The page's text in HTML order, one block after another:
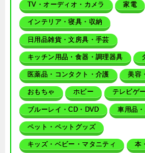
TV・オーディオ・カメラ 家電
インテリア・寝具・収納
日用品雑貨・文房具・手芸
キッチン用品・食器・調理器具
医薬品・コンタクト・介護 美容
おもちゃ ホビー テレビゲ
ブルーレイ・CD・DVD 車用品
ペット・ペットグッズ
キッズ・ベビー・マタニティ 本